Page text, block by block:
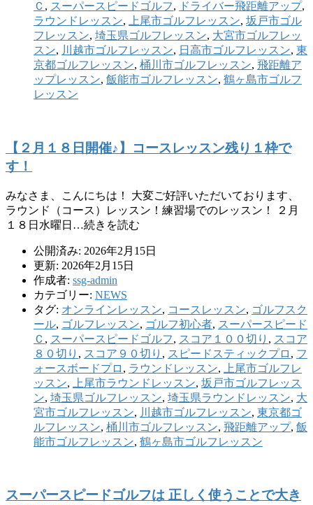
Ｃ , スーパースピードゴルフ, ドライバー飛距離アップ,
ラウンドレッスン, 上尾市ゴルフレッスン, 坂戸市ゴル
フレッスン, 埼玉県ゴルフレッスン, 大宮市ゴルフレッ
スン, 川越市ゴルフレッスン, 日高市ゴルフレッスン, 東
京都ゴルフレッスン, 桶川市ゴルフレッスン, 飛距離ア
ップレッスン, 飯能市ゴルフレッスン, 鶴ヶ島市ゴルフ
レッスン
【２月１８日開催♪】コースレッスン残り１枠で
す！
みなさま、こんにちは！ 大変ご好評いただいております、
ラウンド（コース）レッスン！練習場でのレッスン！ ２月
１８日水曜日…続きを読む
公開済み: 2026年2月15日
更新: 2026年2月15日
作成者: ssg-admin
カテゴリー: NEWS
タグ: オンラインレッスン, コースレッスン, ゴルフスク
ール, ゴルフレッスン, ゴルフ初心者, スーパースピード
Ｃ , スーパースピードゴルフ, スコア１００切り , スコア
８０切り , スコア９０切り , スピードスティックプロ , フ
ォースボードプロ , ラウンドレッスン,
上尾市ゴルフレ
ッスン, 上尾市ラウンドレッスン, 坂戸市ゴルフレッス
ン, 埼玉県ゴルフレッスン, 埼玉県ラウンドレッスン, 大
宮市ゴルフレッスン, 川越市ゴルフレッスン, 東京都ゴ
ルフレッスン, 桶川市ゴルフレッスン, 飛距離アップ, 飯
能市ゴルフレッスン, 鶴ヶ島市ゴルフレッスン
スーパースピードゴルフは 正しく使うことで大き